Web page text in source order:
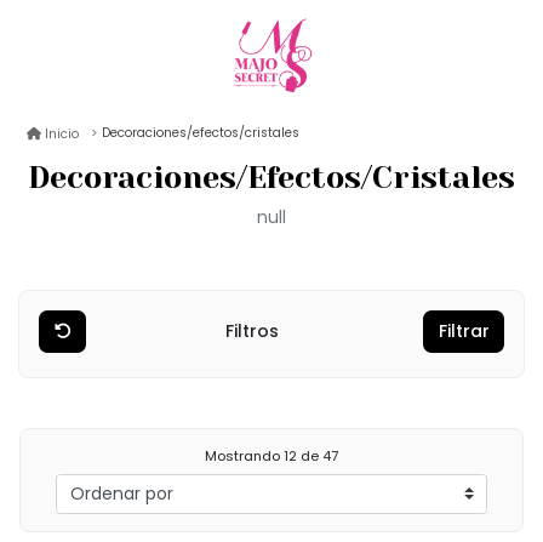
Inicio Decoraciones/efectos/cristales
Decoraciones/Efectos/Cristales
null
Filtros Filtrar
Mostrando12 de 47